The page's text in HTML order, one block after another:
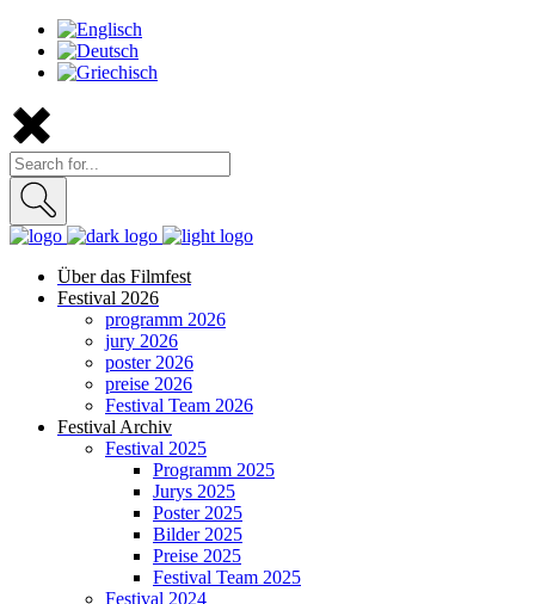
Über das Filmfest
Festival 2026
programm 2026
jury 2026
poster 2026
preise 2026
Festival Team 2026
Festival Archiv
Festival 2025
Programm 2025
Jurys 2025
Poster 2025
Bilder 2025
Preise 2025
Festival Team 2025
Festival 2024